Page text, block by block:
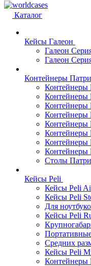
Каталог
Кейсы Галеон
Галеон
Галеон
Контейнеры
Контейнеры
Столы
Кейсы Peli
Кейсы Peli
Кейсы Peli
Для
Кейсы Peli
Средних
Кейсы Peli
Контейнеры